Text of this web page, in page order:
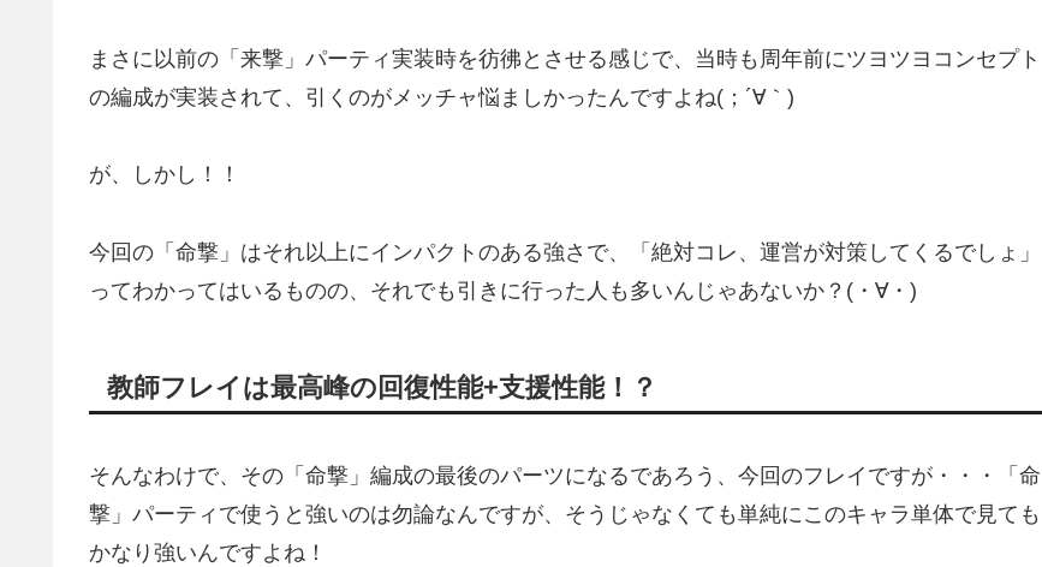
まさに以前の「来撃」パーティ実装時を彷彿とさせる感じで、当時も周年前にツヨツヨコンセプト
の編成が実装されて、引くのがメッチャ悩ましかったんですよね(；´∀｀)
が、しかし！！
今回の「命撃」はそれ以上にインパクトのある強さで、「絶対コレ、運営が対策してくるでしょ」
ってわかってはいるものの、それでも引きに行った人も多いんじゃあないか？(・∀・)
教師フレイは最高峰の回復性能+支援性能！？
そんなわけで、その「命撃」編成の最後のパーツになるであろう、今回のフレイですが・・・「命
撃」パーティで使うと強いのは勿論なんですが、そうじゃなくても単純にこのキャラ単体で見ても
かなり強いんですよね！